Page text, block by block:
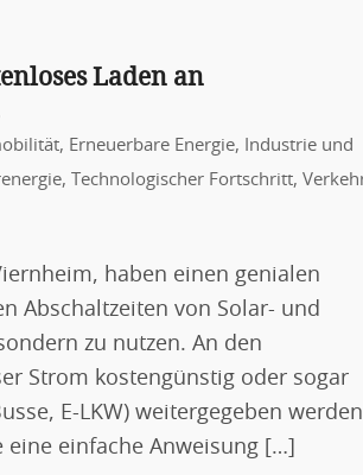
Laden an
, Erneuerbare Energie,
Industrie und
, Technologischer Fortschritt,
haben einen genialen
Abschaltzeiten von Solar- und
zu nutzen. An den
Strom kostengünstig oder sogar
E-LKW) weitergegeben
einfache Anweisung […]